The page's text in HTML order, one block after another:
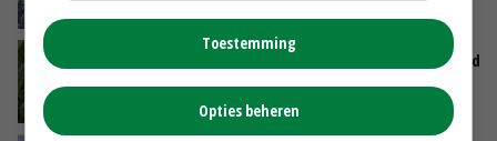
Limburgse mais van Frijns doet het verrassend
goed
Toestemming
Opties beheren